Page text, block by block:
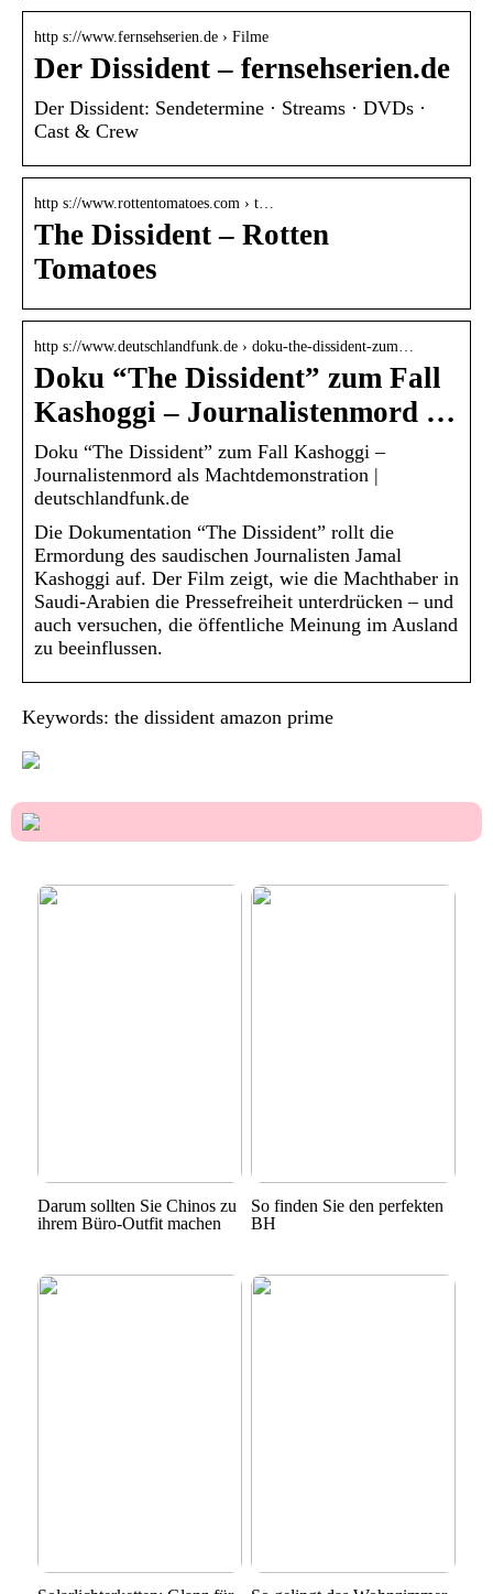
http s://www.fernsehserien.de › Filme
Der Dissident – fernsehserien.de
Der Dissident: Sendetermine · Streams · DVDs ·
Cast & Crew
http s://www.rottentomatoes.com › t…
The Dissident – Rotten
Tomatoes
http s://www.deutschlandfunk.de › doku-the-dissident-zum…
Doku “The Dissident” zum Fall
Kashoggi – Journalistenmord …
Doku “The Dissident” zum Fall Kashoggi –
Journalistenmord als Machtdemonstration |
deutschlandfunk.de
Die Dokumentation “The Dissident” rollt die
Ermordung des saudischen Journalisten Jamal
Kashoggi auf. Der Film zeigt, wie die Machthaber in
Saudi-Arabien die Pressefreiheit unterdrücken – und
auch versuchen, die öffentliche Meinung im Ausland
zu beeinflussen.
Keywords: the dissident amazon prime
Darum sollten Sie Chinos zu
ihrem Büro-Outfit machen
So finden Sie den perfekten
BH